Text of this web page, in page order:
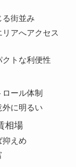
る街並み
アへアクセス
トな利便性
ロール体制
外に明るい
相場
抑えめ